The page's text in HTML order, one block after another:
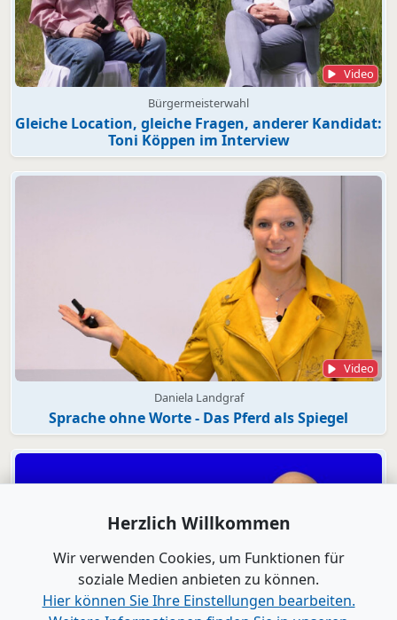
Video
Bürgermeisterwahl
Gleiche Location, gleiche Fragen, anderer Kandidat:
Toni Köppen im Interview
Video
Daniela Landgraf
Sprache ohne Worte - Das Pferd als Spiegel
Herzlich Willkommen
Wir verwenden Cookies, um Funktionen für
soziale Medien anbieten zu können.
Hier können Sie Ihre Einstellungen bearbeiten.